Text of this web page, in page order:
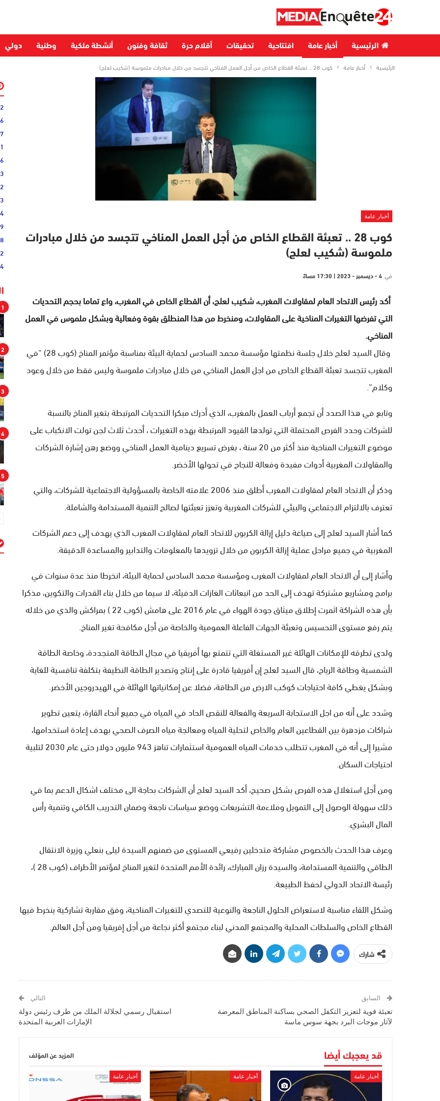
الرئيسية أخبار عامة افتتاحية تحقيقات أقلام حرة ثقافة وفنون أنشطة ملكية وطنية دولي
الرئيسية أخبار عامة كوب 28 .. تعبئة القطاع الخاص من أجل العمل المناخي تتجسد من خلال مبادرات ملموسة (شكيب لعلج)
أخبار عامة
كوب 28 .. تعبئة القطاع الخاص من أجل العمل المناخي تتجسد من خلال مبادرات
ملموسة (شكيب لعلج)
في 4 - ديسمبر - 2023 | 17:30 مساءً
أكد رئيس الاتحاد العام لمقاولات المغرب، شكيب لعلج، أن القطاع الخاص في المغرب، واع تماما بحجم التحديات
التي تفرضها التغيرات المناخية على المقاولات، ومنخرط من هذا المنطلق بقوة وفعالية وبشكل ملموس في العمل
المناخي.
وقال السيد لعلج خلال جلسة نظمتها مؤسسة محمد السادس لحماية البيئة بمناسبة مؤتمر المناخ (كوب 28) “في
المغرب تتجسد تعبئة القطاع الخاص من اجل العمل المناخي من خلال مبادرات ملموسة وليس فقط من خلال وعود
وكلام”.
وتابع في هذا الصدد أن تجمع أرباب العمل بالمغرب، الذي أدرك مبكرا التحديات المرتبطة بتغير المناخ بالنسبة
للشركات وحدد الفرص المحتملة التي تولدها القيود المرتبطة بهذه التغيرات ، أحدث ثلاث لجن تولت الانكباب على
موضوع التغيرات المناخية منذ أكثر من 20 سنة ، بغرض تسريع دينامية العمل المناخي ووضع رهن إشارة الشركات
والمقاولات المغربية أدوات مفيدة وفعالة للنجاح في تحولها الأخضر.
وذكر أن الاتحاد العام لمقاولات المغرب أطلق منذ 2006 علامته الخاصة بالمسؤولية الاجتماعية للشركات، والتي
تعترف بالالتزام الاجتماعي والبيئي للشركات المغربية وتعزز تعبئتها لصالح التنمية المستدامة والشاملة.
كما أشار السيد لعلج إلى صياغة دليل إزالة الكربون للاتحاد العام لمقاولات المغرب الذي يهدف إلى دعم الشركات
المغربية في جميع مراحل عملية إزالة الكربون من خلال تزويدها بالمعلومات والتدابير والمساعدة الدقيقة.
وأشار إلى أن الاتحاد العام لمقاولات المغرب ومؤسسة محمد السادس لحماية البيئة، انخرطا منذ عدة سنوات في
برامج ومشاريع مشتركة تهدف إلى الحد من انبعاثات الغازات الدفيئة، لا سيما من خلال بناء القدرات والتكوين، مذكرا
بأن هذه الشراكة اثمرت إطلاق ميثاق جودة الهواء في عام 2016 على هامش (كوب 22 ) بمراكش والذي من خلاله
يتم رفع مستوى التحسيس وتعبئة الجهات الفاعلة العمومية والخاصة من أجل مكافحة تغير المناخ.
ولدى تطرقه للإمكانات الهائلة غير المستغلة التي تتمتع بها أفريقيا في مجال الطاقة المتجددة، وخاصة الطاقة
الشمسية وطاقة الرياح، قال السيد لعلج إن أفريقيا قادرة على إنتاج وتصدير الطاقة النظيفة بتكلفة تنافسية للغاية
وبشكل يغطي كافة احتياجات كوكب الارض من الطاقة، فضلا عن إمكانياتها الهائلة في الهيدروجين الأخضر.
وشدد على أنه من اجل الاستجابة السريعة والفعالة للنقص الحاد في المياه في جميع أنحاء القارة، يتعين تطوير
شراكات مزدهرة بين القطاعين العام والخاص لتحلية المياه ومعالجة مياه الصرف الصحي بهدف إعادة استخدامها،
مشيرا إلى أنه في المغرب تتطلب خدمات المياه العمومية استثمارات تناهز 943 مليون دولار حتى عام 2030 لتلبية
احتياجات السكان.
ومن أجل استغلال هذه الفرص بشكل صحيح، أكد السيد لعلج أن الشركات بحاجة الى مختلف اشكال الدعم بما في
ذلك سهولة الوصول إلى التمويل وملاءمة التشريعات ووضع سياسات ناجعة وضمان التدريب الكافي وتنمية رأس
المال البشري.
وعرف هذا الحدث بالخصوص مشاركة متدخلين رفيعي المستوى من ضمنهم السيدة ليلى بنعلي وزيرة الانتقال
الطاقي والتنمية المستدامة، والسيدة رزان المبارك، رائدة الأمم المتحدة لتغير المناخ لمؤتمر الأطراف (كوب 28 )،
رئيسة الاتحاد الدولي لحفظ الطبيعة.
وشكل اللقاء مناسبة لاستعراض الحلول الناجعة والنوعية للتصدي للتغيرات المناخية، وفق مقاربة تشاركية ينخرط فيها
القطاع الخاص والسلطات المحلية والمجتمع المدني لبناء مجتمع أكثر نجاعة من أجل إفريقيا ومن أجل العالم.
شارك
السابق
تعبئة قوية لتعزيز التكفل الصحي بساكنة المناطق المعرضة
لآثار موجات البرد بجهة سوس ماسة
التالي
استقبال رسمي لجلالة الملك من طرف رئيس دولة
الإمارات العربية المتحدة
قد يعجبك أيضا المزيد عن المؤلف
أخبار عامة أخبار عامة أخبار عامة
1
2
3
4
5